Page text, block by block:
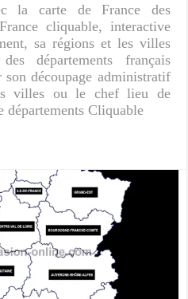
la carte de France des
cliquable, interactive
sa régions et les villes
départements français
découpage administratif
villes ou le chef lieu de
départements Cliquable